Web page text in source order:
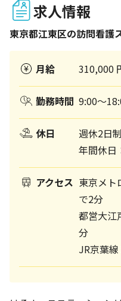
求人情報
東京都江東区の訪問看護
月給 310,000
勤務時間 9:00〜
休日
週休2日
年間休日
アクセス 東京メト
で2分
都営大江
分
JR京葉